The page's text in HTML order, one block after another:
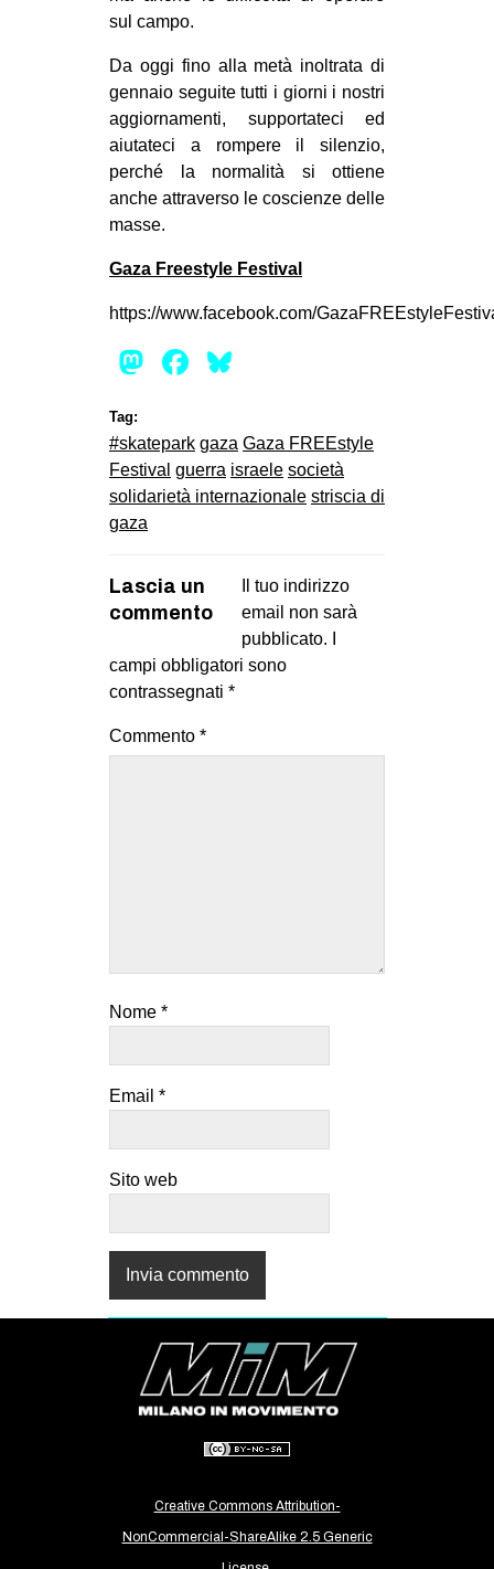
sul campo.
Da oggi fino alla metà inoltrata di
gennaio seguite tutti i giorni i nostri
aggiornamenti, supportateci ed
aiutateci a rompere il silenzio,
perché la normalità si ottiene
anche attraverso le coscienze delle
masse.
Gaza Freestyle Festival
https://www.facebook.com/
Mastodon
Facebook
Tag:
#skatepark gaza Gaza FREEstyle
Festival guerra israele società
solidarietà internazionale striscia di
gaza
Lascia un
commento
Il tuo indirizzo
email non sarà
pubblicato.
campi obbligatori sono
contrassegnati *
Commento *
Nome *
Email *
Sito web
Creative Commons Attribution-
NonCommercial-ShareAlike 2.5 Generic